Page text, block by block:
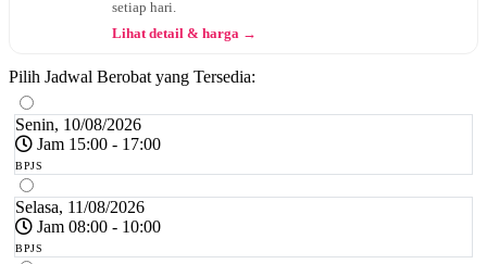
setiap hari.
Lihat detail & harga →
Pilih Jadwal Berobat yang Tersedia:
Senin, 10/08/2026
Jam 15:00 - 17:00
BPJS
Selasa, 11/08/2026
Jam 08:00 - 10:00
BPJS